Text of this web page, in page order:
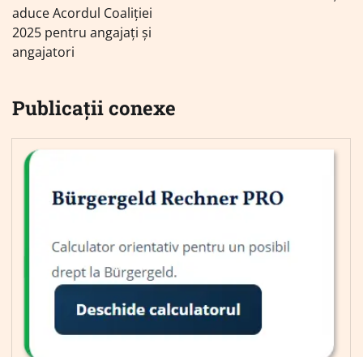
aduce Acordul Coaliției
2025 pentru angajați și
angajatori
Publicații conexe